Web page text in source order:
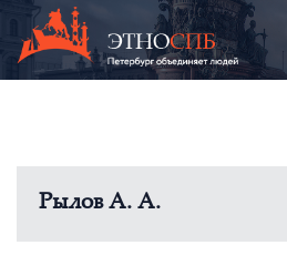
Рылов А. А.